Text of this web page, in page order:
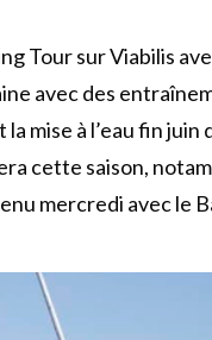
Tour sur Viabilis
avec des
mise à l’eau fin juin
cette saison,
mercredi avec le